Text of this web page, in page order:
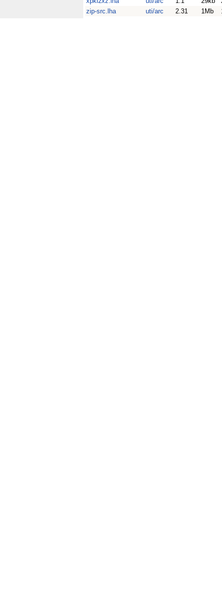
zip-src.lha
uti/arc 2.31 1Mb